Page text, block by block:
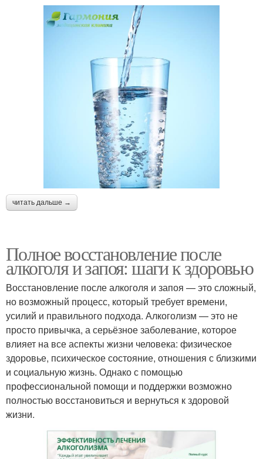
читать дальше →
Полное восстановление после
алкоголя и запоя: шаги к здоровью
Восстановление после алкоголя и запоя — это сложный,
но возможный процесс, который требует времени,
усилий и правильного подхода. Алкоголизм — это не
просто привычка, а серьёзное заболевание, которое
влияет на все аспекты жизни человека: физическое
здоровье, психическое состояние, отношения с близкими
и социальную жизнь. Однако с помощью
профессиональной помощи и поддержки возможно
полностью восстановиться и вернуться к здоровой
жизни.